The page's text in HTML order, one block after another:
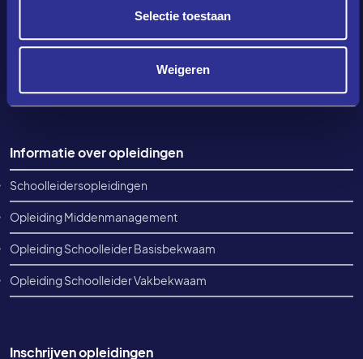
Selectie toestaan
Weigeren
Contact
Elke werkdag tussen 08:30-12:30
Informatie over opleidingen
Schoolleidersopleidingen
Opleiding Middenmanagement
Opleiding Schoolleider Basisbekwaam
Opleiding Schoolleider Vakbekwaam
Inschrijven opleidingen